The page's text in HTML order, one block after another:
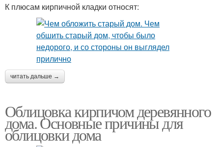
К плюсам кирпичной кладки относят:
читать дальше →
Облицовка кирпичом деревянного
дома. Основные причины для
облицовки дома